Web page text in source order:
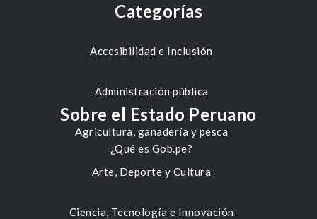
Categorías
Accesibilidad e Inclusión
Administración pública
Agricultura, ganadería y pesca
Arte, Deporte y Cultura
Ciencia, Tecnología e Innovación
Sobre el Estado Peruano
¿Qué es Gob.pe?